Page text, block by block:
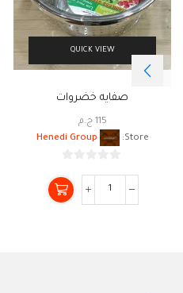
QUICK VIEW
صفايه خضروات
115 ج.م
Store:
Henedi Group
من
5